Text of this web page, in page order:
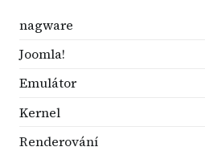
nagware
Joomla!
Emulátor
Kernel
Renderování